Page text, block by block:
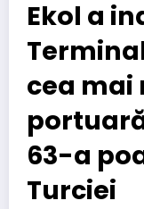
Ekol a
cea mai
63-a
Turciei